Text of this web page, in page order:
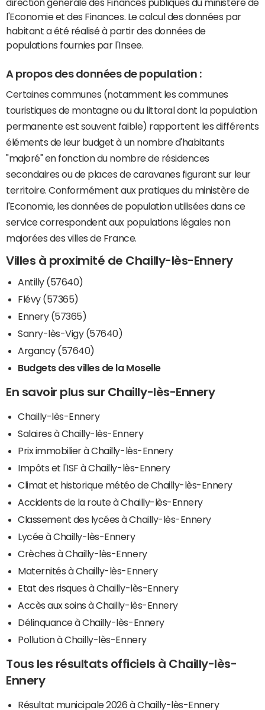
direction générale des Finances publiques du ministère de
l'Economie et des Finances. Le calcul des données par
habitant a été réalisé à partir des données de
populations fournies par l'Insee.
A propos des données de population :
Certaines communes (notamment les communes
touristiques de montagne ou du littoral dont la population
permanente est souvent faible) rapportent les différents
éléments de leur budget à un nombre d'habitants
"majoré" en fonction du nombre de résidences
secondaires ou de places de caravanes figurant sur leur
territoire. Conformément aux pratiques du ministère de
l'Economie, les données de population utilisées dans ce
service correspondent aux populations légales non
majorées des villes de France.
Villes à proximité de Chailly-lès-Ennery
Antilly (57640)
Flévy (57365)
Ennery (57365)
Sanry-lès-Vigy (57640)
Argancy (57640)
Budgets des villes de la Moselle
En savoir plus sur Chailly-lès-Ennery
Chailly-lès-Ennery
Salaires à Chailly-lès-Ennery
Prix immobilier à Chailly-lès-Ennery
Impôts et l'ISF à Chailly-lès-Ennery
Climat et historique météo de Chailly-lès-Ennery
Accidents de la route à Chailly-lès-Ennery
Classement des lycées à Chailly-lès-Ennery
Lycée à Chailly-lès-Ennery
Crèches à Chailly-lès-Ennery
Maternités à Chailly-lès-Ennery
Etat des risques à Chailly-lès-Ennery
Accès aux soins à Chailly-lès-Ennery
Délinquance à Chailly-lès-Ennery
Pollution à Chailly-lès-Ennery
Tous les résultats officiels à Chailly-lès-
Ennery
Résultat municipale 2026 à Chailly-lès-Ennery